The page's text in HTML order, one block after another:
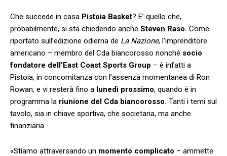
Che succede in casa Pistoia Basket? E’ quello che,
probabilmente, si sta chiedendo anche Steven Raso. Come
riportato sull’edizione odierna de La Nazione, l’imprenditore
americano – membro del Cda biancorosso nonché socio
fondatore dell’East Coast Sports Group – è infatti a
Pistoia, in concomitanza con l’assenza momentanea di Ron
Rowan, e vi resterà fino a lunedì prossimo, quando è in
programma la riunione del Cda biancorosso. Tanti i temi sul
tavolo, sia in chiave sportiva, che societaria, ma anche
finanziaria.
«Stiamo attraversando un momento complicato – ammette